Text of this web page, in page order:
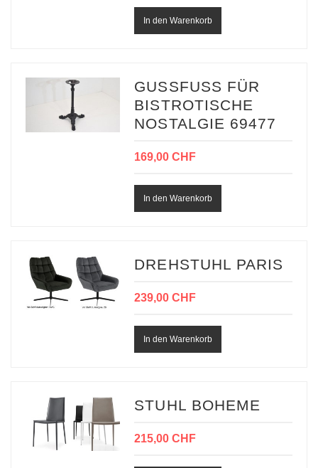
GUSSFUSS FÜR
BISTROTISCHE
NOSTALGIE 69477
169,00 CHF
DREHSTUHL PARIS
239,00 CHF
STUHL BOHEME
215,00 CHF